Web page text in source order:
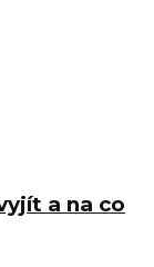
a na co